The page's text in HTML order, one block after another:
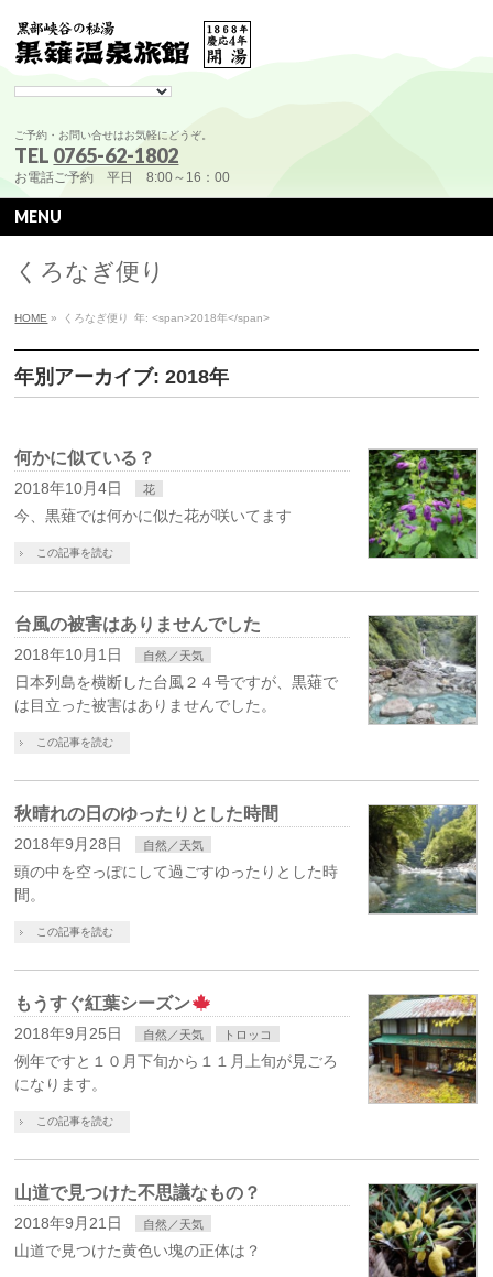
ご予約・お問い合せはお気軽にどうぞ。
TEL 0765-62-1802
お電話ご予約 平日 8:00～16：00
MENU
くろなぎ便り
HOME » くろなぎ便り 年: <span>2018年</span>
年別アーカイブ: 2018年
何かに似ている？
2018年10月4日 花
今、黒薙では何かに似た花が咲いてます
この記事を読む
台風の被害はありませんでした
2018年10月1日 自然／天気
日本列島を横断した台風２４号ですが、黒薙で
は目立った被害はありませんでした。
この記事を読む
秋晴れの日のゆったりとした時間
2018年9月28日 自然／天気
頭の中を空っぽにして過ごすゆったりとした時
間。
この記事を読む
もうすぐ紅葉シーズン
2018年9月25日 自然／天気 トロッコ
例年ですと１０月下旬から１１月上旬が見ごろ
になります。
この記事を読む
山道で見つけた不思議なもの？
2018年9月21日 自然／天気
山道で見つけた黄色い塊の正体は？